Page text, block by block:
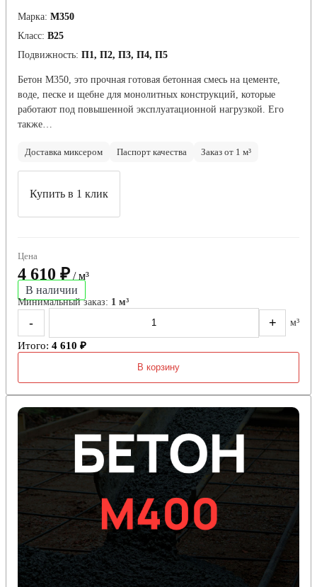
Марка: М350
Класс: В25
Подвижность: П1, П2, П3, П4, П5
Бетон М350, это прочная готовая бетонная смесь на цементе,
воде, песке и щебне для монолитных конструкций, которые
работают под повышенной эксплуатационной нагрузкой. Его
также…
Доставка миксером Паспорт качества Заказ от 1 м³
Купить в 1 клик
Цена
4 610 ₽ / м³
В наличии
Минимальный заказ: 1 м³
- + м³
Итого: 4 610 ₽
В корзину